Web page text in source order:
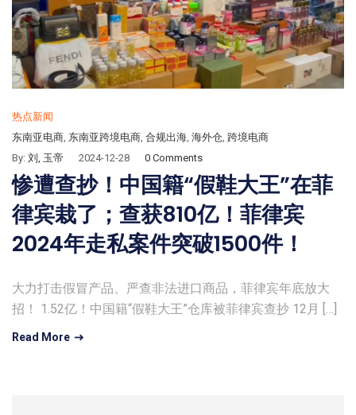
热点新闻
东南亚电商 东南亚跨境电商 合规出海 海外仓 跨境电商
By: 刘, 玉帝 2024-12-28 0 Comments
惨遭查抄！中国籍“假鞋大王”在菲
律宾栽了；查获810亿！菲律宾
2024年走私案件突破1500件！
大力打击假冒产品、严查非法进口商品，菲律宾年底放大
招！ 1.52亿！中国籍“假鞋大王”仓库被菲律宾查抄 12月 […]
Read More